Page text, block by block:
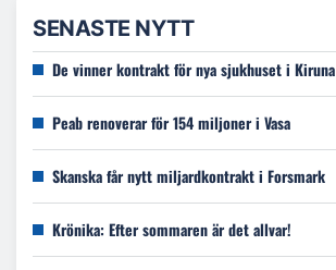
SENASTE NYTT
De vinner kontrakt för nya sjukhuset i Kiruna
Peab renoverar för 154 miljoner i Vasa
Skanska får nytt miljardkontrakt i Forsmark
Krönika: Efter sommaren är det allvar!